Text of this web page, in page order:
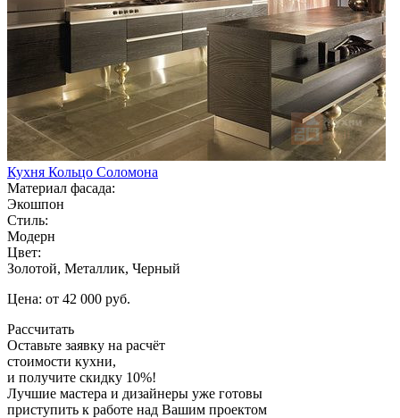
Кухня Кольцо Соломона
Материал фасада:
Экошпон
Стиль:
Модерн
Цвет:
Золотой, Металлик, Черный
Цена: от 42 000 руб.
Рассчитать
Оставьте заявку на расчёт
стоимости кухни,
и получите скидку 10%!
Лучшие мастера и дизайнеры уже готовы
приступить к работе над Вашим проектом